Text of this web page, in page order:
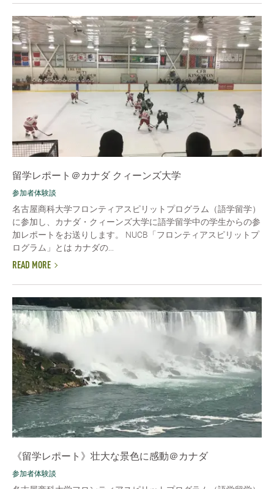
留学レポート＠カナダ クィーンズ大学
参加者体験談
名古屋商科大学フロンティアスピリットプログラム（語学留学）
に参加し、カナダ・クィーンズ大学に語学留学中の学生からの参
加レポートをお送りします。 NUCB「フロンティアスピリットプ
ログラム」とは カナダの...
READ MORE
《留学レポート》壮大な景色に感動＠カナダ
参加者体験談